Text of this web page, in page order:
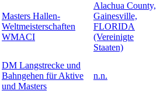
Masters Hallen-
Weltmeisterschaften
WMACI
Alachua County,
Gainesville,
FLORIDA
(Vereinigte
Staaten)
DM Langstrecke und
Bahngehen für Aktive
und Masters
n.n.